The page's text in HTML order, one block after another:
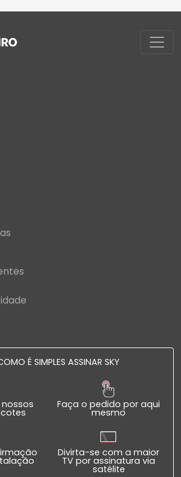
É SIMPLES ASSINAR SKY
Faça o pedido por aqui
mesmo
Divirta-se com a maior
TV por assinatura via
satélite